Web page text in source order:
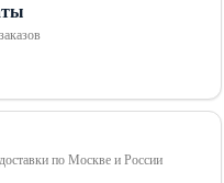
по Москве и России